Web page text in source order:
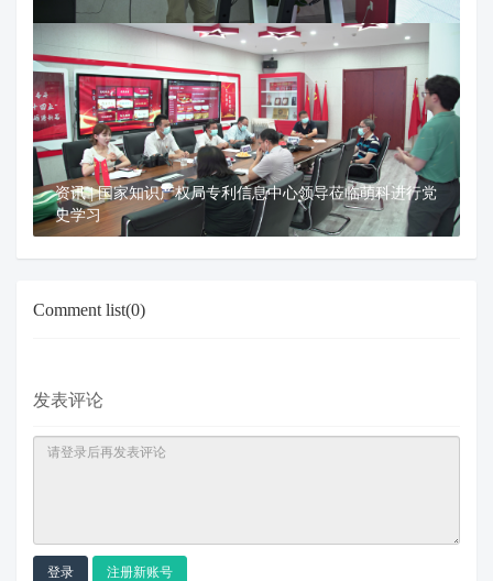
资讯 | 国家知识产权局专利信息中心领导莅临萌科进行党
史学习
Comment list(0)
发表评论
登录 注册新账号